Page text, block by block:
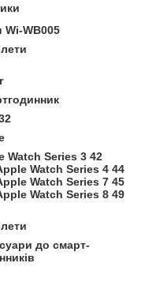
Wi-WB005
Watch Series 3 42
Watch Series 4 44
Watch Series 7 45
Watch Series 8 49
до смарт-